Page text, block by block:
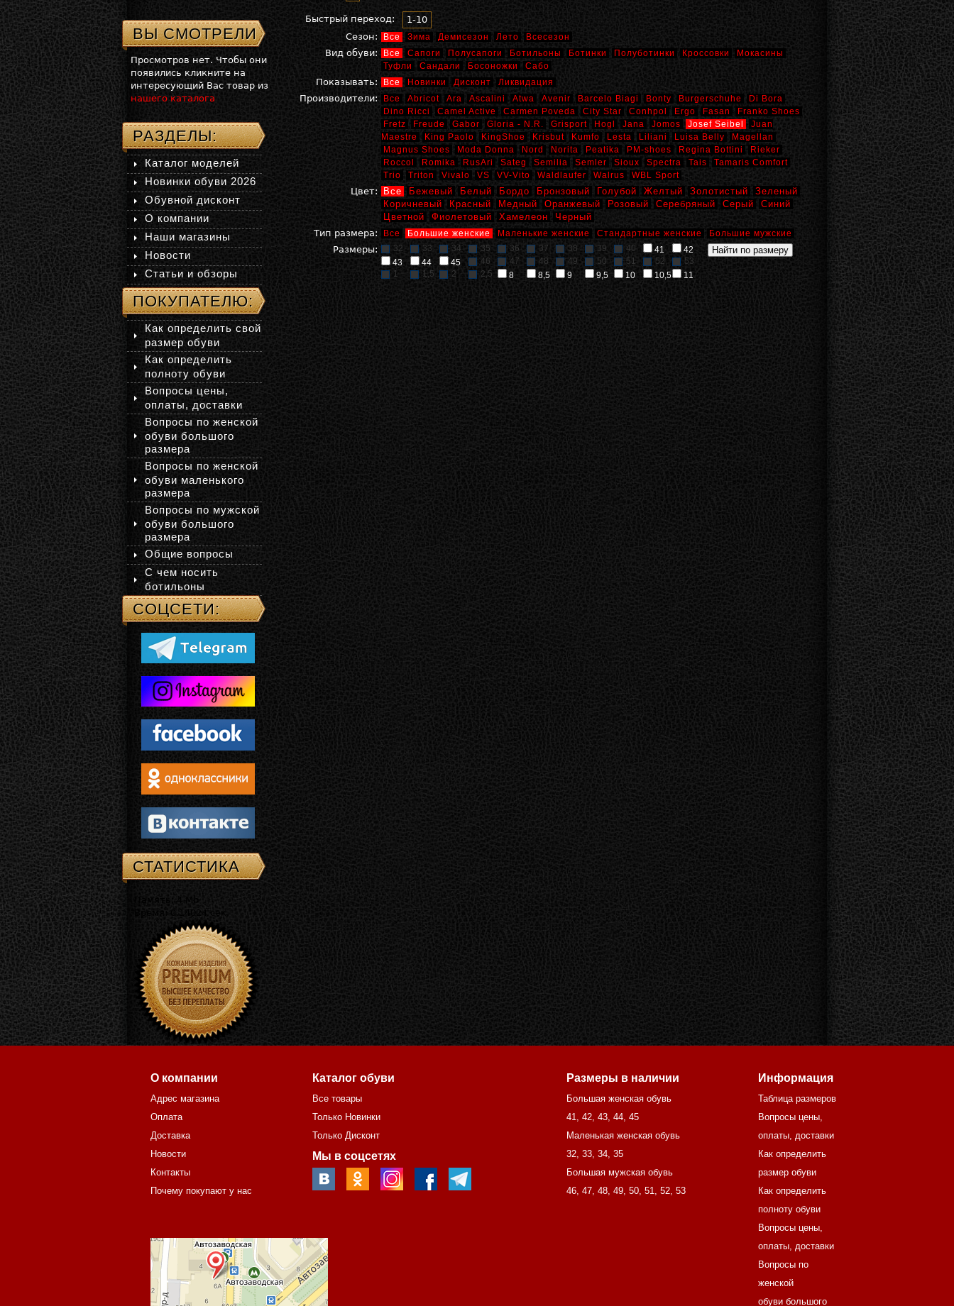
Быстрый переход:
1-10
Сезон:
Все Зима Демисезон Лето Всесезон
Вид обуви: Все Сапоги Полусапоги Ботильоны Ботинки Полуботинки Кроссовки
Мокасины
Туфли
Сандали Босоножки Сабо
Показывать: Все Новинки Дисконт Ликвидация
Производители: Все Abricot Ara Ascalini Atwa Avenir Barcelo Biagi Bonty Burgerschuhe
Di Bora
Dino Ricci
Camel Active Carmen Poveda City Star Conhpol Ergo Fasan
Franko Shoes
Fretz
Freude Gabor Gloria - N.R. Grisport Hogl Jana Jomos Josef Seibel
Juan
Maestre
King Paolo KingShoe Krisbut Kumfo Lesta Liliani Luisa Belly
Magellan
Magnus Shoes
Moda Donna Nord Norita Peatika PM-shoes Regina Bottini
Rieker
Roccol
Romika RusAri Sateg Semilia Semler Sioux Spectra Tais
Tamaris Comfort
Trio
Triton Vivalo VS VV-Vito Waldlaufer Walrus WBL Sport
Цвет: Все Бежевый Белый Бордо Бронзовый Голубой Желтый Золотистый
Зеленый
Коричневый
Красный Медный Оранжевый Розовый Серебряный Серый
Синий
Цветной
Фиолетовый Хамелеон
Черный
Тип размера:
Все Большие женские Маленькие женские Стандартные женские Большие мужские
Размеры: 32 33 34 35 36 37 38 39 40 41
42
43
44 45 46 47 48 49 50 51 52
53
1
1,5 2 2,5 8 8,5 9 9,5 10 10,5 11
ВЫ СМОТРЕЛИ
Просмотров нет. Чтобы они
появились кликните на
интересующий Вас товар из
нашего каталога
РАЗДЕЛЫ:
Каталог моделей
Новинки обуви 2026
Обувной дисконт
О компании
Наши магазины
Новости
Статьи и обзоры
ПОКУПАТЕЛЮ:
Как определить свой
размер обуви
Как определить
полноту обуви
Вопросы цены,
оплаты, доставки
Вопросы по женской
обуви большого
размера
Вопросы по женской
обуви маленького
размера
Вопросы по мужской
обуви большого
размера
Общие вопросы
С чем носить
ботильоны
СОЦСЕТИ:
СТАТИСТИКА
Память: 4 Mb
Время: 0.14024 сек.
О компании
Адрес магазина
Оплата
Доставка
Новости
Контакты
Почему покупают у нас
Каталог обуви
Все товары
Только Новинки
Только Дисконт
Мы в соцсетях
Размеры в наличии
Большая женская обувь
41, 42, 43, 44, 45
Маленькая женская обувь
32, 33, 34, 35
Большая мужская обувь
46, 47, 48, 49, 50, 51, 52, 53
Информация
Таблица размеров
Вопросы цены,
оплаты, доставки
Как определить
размер обуви
Как определить
полноту обуви
Вопросы цены,
оплаты, доставки
Вопросы по
женской
обуви большого